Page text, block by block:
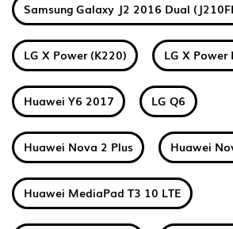
Samsung Galaxy J2 2016 Dual
LG X Power (K220) LG X Power
Huawei Y6 2017 LG Q6
Huawei Nova 2 Plus Huawei
Huawei MediaPad T3 10 LTE